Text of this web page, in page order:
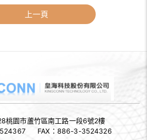
上一頁
桃園市蘆竹區南工路一段6號2樓
FAX： 886-3-3524326